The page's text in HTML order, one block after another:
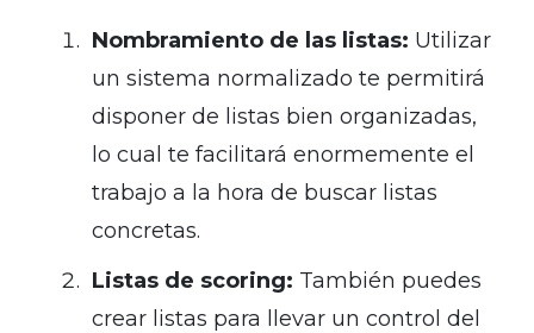
Nombramiento de las listas: Utilizar
un sistema normalizado te permitirá
disponer de listas bien organizadas,
lo cual te facilitará enormemente el
trabajo a la hora de buscar listas
concretas.
Listas de scoring: También puedes
crear listas para llevar un control del